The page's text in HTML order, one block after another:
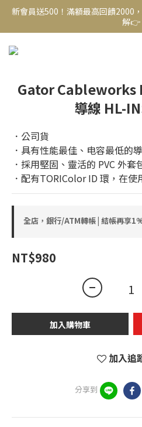
新會員送500！滿額最高回饋2000
解👉
新會員送500！滿額最高回饋2000
解👉
結帳頁選zingala銀角
解👉
Gator Cableworks
導線 HL-
．公司貨
．具有性能最佳、电容最低的
．採用堅固、靈活的 PVC 外
．配有TORIColor ID 環，在
全店，銀行/ATM轉帳 | 結帳再享
NT$980
加入購物車
加入追
分享到